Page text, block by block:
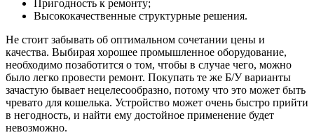
Пригодность к ремонту;
Высококачественные структурные решения.
Не стоит забывать об оптимальном сочетании цены и
качества. Выбирая хорошее промышленное оборудование,
необходимо позаботится о том, чтобы в случае чего, можно
было легко провести ремонт. Покупать те же Б/У варианты
зачастую бывает нецелесообразно, потому что это может быть
чревато для кошелька. Устройство может очень быстро прийти
в негодность, и найти ему достойное применение будет
невозможно.